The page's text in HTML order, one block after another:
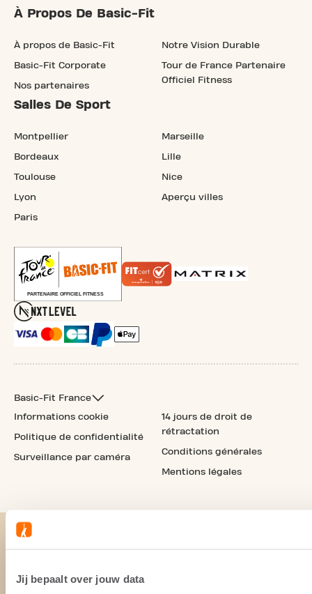
Jij bepaalt over jouw data
À Propos De Basic-Fit
À propos de Basic-Fit
Basic-Fit Corporate
Nos partenaires
Notre Vision Durable
Tour de France Partenaire
Officiel Fitness
Salles De Sport
Montpellier
Bordeaux
Toulouse
Lyon
Paris
Marseille
Lille
Nice
Aperçu villes
Basic-Fit France
Informations cookie
Politique de confidentialité
Surveillance par caméra
14 jours de droit de
rétractation
Conditions générales
Mentions légales